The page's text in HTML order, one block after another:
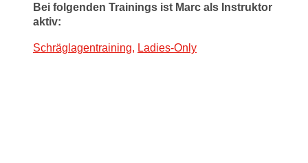
Bei folgenden Trainings ist Marc als Instruktor
aktiv:
Schräglagentraining, Ladies-Only